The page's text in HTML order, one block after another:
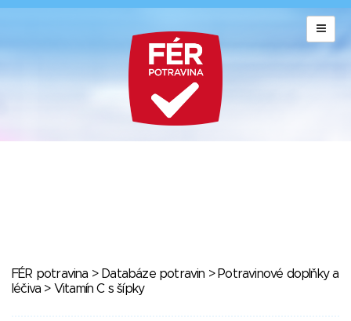
FÉR potravina > Databáze potravin > Potravinové doplňky a
léčiva > Vitamín C s šípky